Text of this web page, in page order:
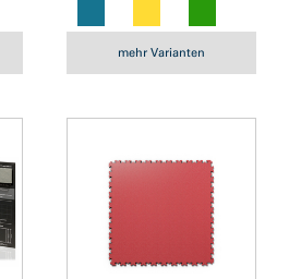
mehr Varianten